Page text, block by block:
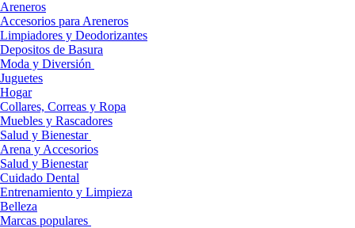
Areneros
Accesorios para Areneros
Limpiadores y Deodorizantes
Depositos de Basura
Moda y Diversión
Juguetes
Hogar
Collares, Correas y Ropa
Muebles y Rascadores
Salud y Bienestar
Arena y Accesorios
Salud y Bienestar
Cuidado Dental
Entrenamiento y Limpieza
Belleza
Marcas populares